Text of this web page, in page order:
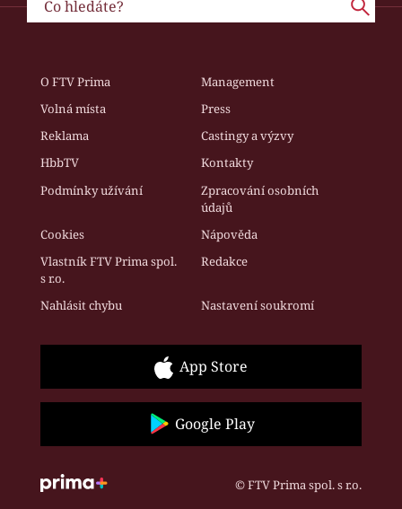
O FTV Prima
Management
Volná místa
Press
Reklama
Castingy a výzvy
HbbTV
Kontakty
Podmínky užívání
Zpracování osobních
údajů
Cookies
Nápověda
Vlastník FTV Prima spol.
s r.o.
Redakce
Nahlásit chybu Nastavení soukromí
App Store
Google Play
© FTV Prima spol. s r.o.